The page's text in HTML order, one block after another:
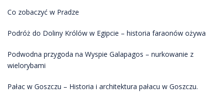
Co zobaczyć w Pradze
Podróż do Doliny Królów w Egipcie – historia faraonów ożywa
Podwodna przygoda na Wyspie Galapagos – nurkowanie z
wielorybami
Pałac w Goszczu – Historia i architektura pałacu w Goszczu.